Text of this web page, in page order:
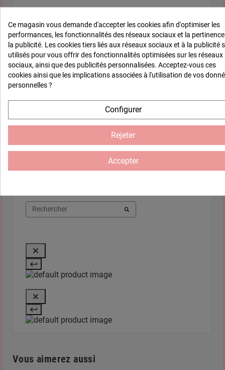
5
Basé sur 1 avis soumis à un
contrôle
Voir tous les avis sur ce site
3étoiles
0
0
1étoile 0
Trier les avis
Avis vérifié
joli! plus qu'à peindre et
sapin dans le salon☺
Avis du10/12/2022 , suite à
expérience du 13/11/2022
1
Vous aimerez aussi
Ce magasin vous demande d'accepter les cookies afin d'optimiser les
performances, les fonctionnalités des réseaux sociaux et la
la publicité. Les cookies tiers liés aux réseaux sociaux et à la publicité
utilisés pour vous offrir des fonctionnalités optimisées sur les réseaux
sociaux, ainsi que des publicités personnalisées. Acceptez-vous ces
cookies ainsi que les implications associées à l'utilisation de vos
personnelles ?
Configurer
Rejeter
Accepter